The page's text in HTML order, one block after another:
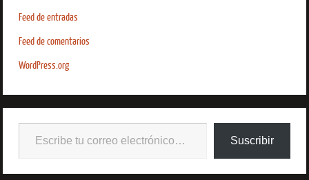
Feed de entradas
Feed de comentarios
WordPress.org
Suscribir